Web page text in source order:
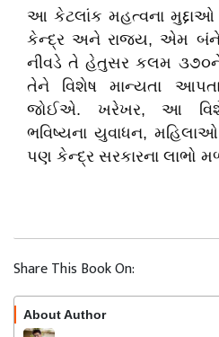
આ કેટલાંક મહત્વના
કેન્દ્ર અને રાજ્ય,એમ બંને
નીવડે તે હેતુસર કલમ ૩૭૦ને
તેને વિશેષ માન્યતા
જોઈએ. ખરેખર,આ
ભવિષ્યના યુવાધન,મહિલાઓ
પણ કેન્દ્ર સરકારના લાભો
Share This Book On:
About Author